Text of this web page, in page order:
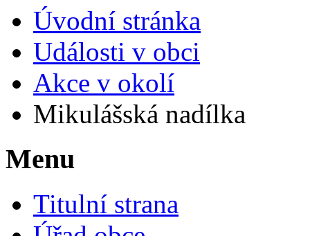
Úvodní stránka
Události v obci
Akce v okolí
Mikulášská nadílka
Menu
Titulní strana